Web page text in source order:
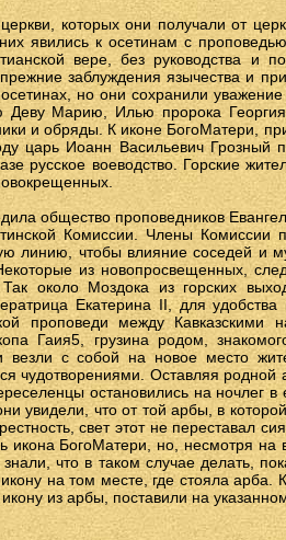
которых они получали от
явились к осетинам с
вере, без руководства и
заблуждения язычества и
но они сохранили
Марию, Илью пророка
и обряды. К иконе БогоМатери,
царь Иоанн Васильевич Грозный
русское воеводство. Горские
общество проповедников
Комиссии. Члены Комиссии
линию, чтобы влияние соседей и
из новопросвещенных,
около Моздока из горских
Екатерина II, для
проповеди между Кавказскими
Гаия5, грузина родом,
везли с собой на новое место
Оставляя родной
остановились на ночлег в
увидели, что от той арбы, в
свет этот не переставал
икона БогоМатери, но, несмотря
что в таком случае делать,
на том месте, где стояла арба.
из арбы, поставили на